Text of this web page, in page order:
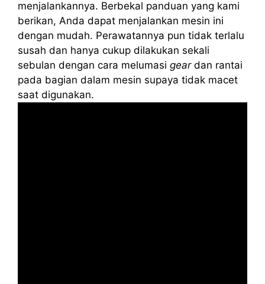
menjalankannya. Berbekal panduan yang kami
berikan, Anda dapat menjalankan mesin ini
dengan mudah. Perawatannya pun tidak terlalu
susah dan hanya cukup dilakukan sekali
sebulan dengan cara melumasi geardan rantai
pada bagian dalam mesin supaya tidak macet
saat digunakan.